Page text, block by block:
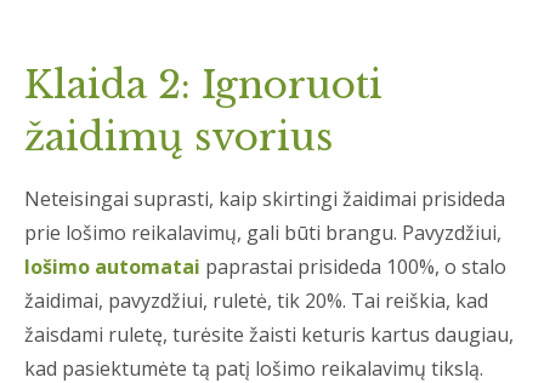
Klaida 2: Ignoruoti
žaidimų svorius
Neteisingai suprasti, kaip skirtingi žaidimai prisideda
prie lošimo reikalavimų, gali būti brangu. Pavyzdžiui,
lošimo automatai paprastai prisideda 100%, o stalo
žaidimai, pavyzdžiui, ruletė, tik 20%. Tai reiškia, kad
žaisdami ruletę, turėsite žaisti keturis kartus daugiau,
kad pasiektumėte tą patį lošimo reikalavimų tikslą.